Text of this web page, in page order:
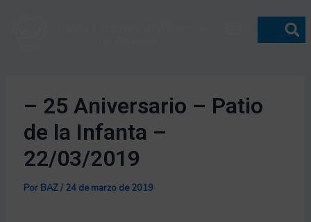
– 25 Aniversario – Patio
de la Infanta –
22/03/2019
Por BAZ/ 24 de marzo de 2019